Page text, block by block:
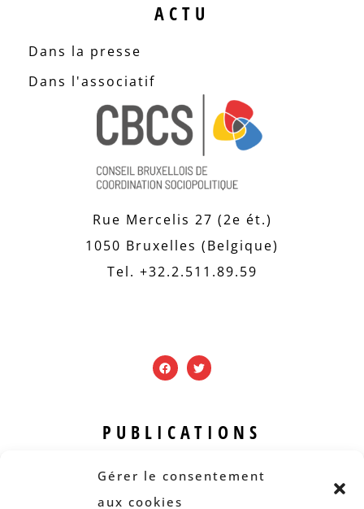
Gérer le consentement
aux cookies
ACTU
Dans la presse
Dans l'associatif
Rue Mercelis 27 (2e ét.)
1050 Bruxelles (Belgique)
Tel. +32.2.511.89.59
PUBLICATIONS
Revue B.I.S.
Rapports et analyses